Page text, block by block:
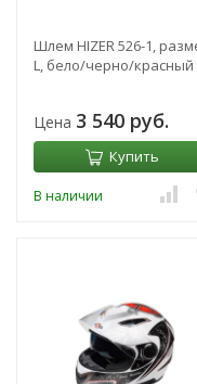
Шлем HIZER 526-1,
L, бело/черно/красный
Цена 3 540 руб.
Купить
В наличии